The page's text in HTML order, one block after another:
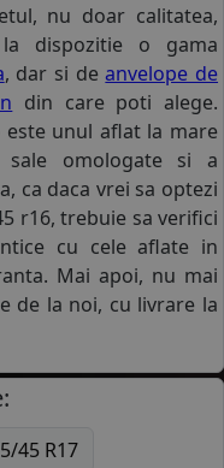
nu doar calitatea,
dispozitie o gama
, dar si deanvelope de
din care poti alege.
unul aflat la mare
sale omologate si a
ca daca vrei sa optezi
r16, trebuie sa verifici
cu cele aflate in
Mai apoi, nu mai
de la noi, cu livrare la
45 R17